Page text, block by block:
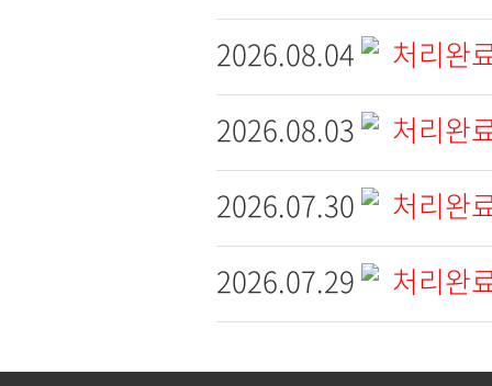
2026.08.04
처리완
2026.08.03
처리완
2026.07.30
처리완
2026.07.29
처리완